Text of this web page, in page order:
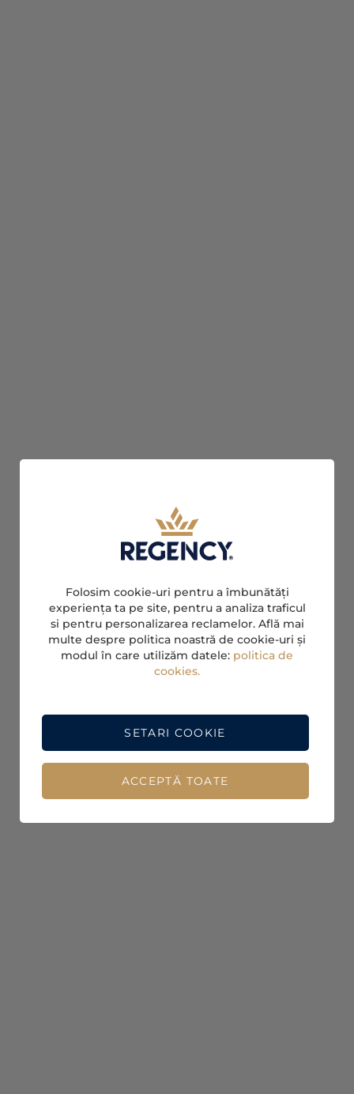
Folosim cookie-uri pentru a îmbunătăți
experiența ta pe site, pentru a analiza traficul
si pentru personalizarea reclamelor. Află mai
multe despre politica noastră de cookie-uri și
modul în care utilizăm datele: politica de
cookies.
ACCEPTĂ TOATE
SETARI COOKIE